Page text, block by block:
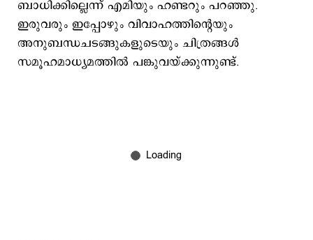
ബാധിക്കില്ലെന്ന് എമിയും ഹണ്ടറും പറഞ്ഞു.
ഇരുവരും ഇപ്പോഴും വിവാഹത്തിന്‍റെയും
അനുബന്ധചടങ്ങുകളുടെയും ചിത്രങ്ങള്‍
സമൂഹമാധ്യമത്തില്‍ പങ്കുവയ്ക്കുന്നുണ്ട്.